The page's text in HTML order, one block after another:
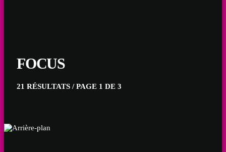
FOCUS
21 RÉSULTATS / PAGE 1 DE 3